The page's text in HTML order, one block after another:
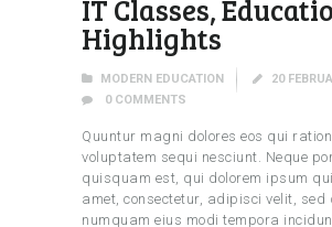
IT Classes,
Highlights
MODERN EDUCATION
20
0 COMMENTS
Quuntur magni dolores eos qui
voluptatem sequi nesciunt. Neque
quisquam est, qui dolorem ipsum
amet, consectetur, adipisci velit, sed
numquam eius modi tempora